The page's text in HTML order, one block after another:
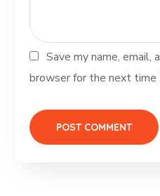
Save my name, email,
browser for the next time